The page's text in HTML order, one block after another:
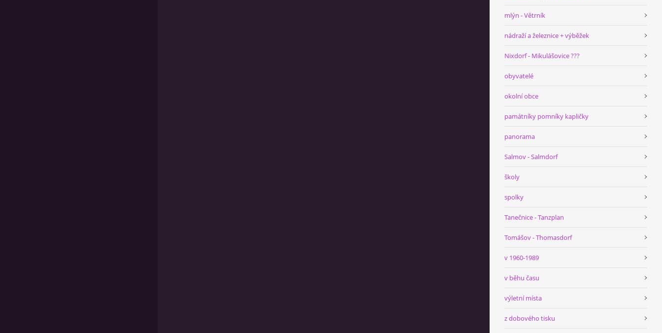
mlýn - Větrník
nádraží a železnice + výběžek
Nixdorf - Mikulášovice ???
obyvatelé
okolní obce
památníky pomníky kapličky
panorama
Salmov - Salmdorf
školy
spolky
Tanečnice - Tanzplan
Tomášov - Thomasdorf
v 1960-1989
v běhu času
výletní místa
z dobového tisku